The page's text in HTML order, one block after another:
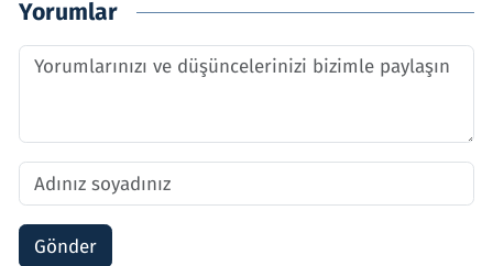
Yorumlar
Gönder